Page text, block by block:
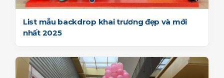
List mẫu backdrop khai trương đẹp và mới
nhất 2025